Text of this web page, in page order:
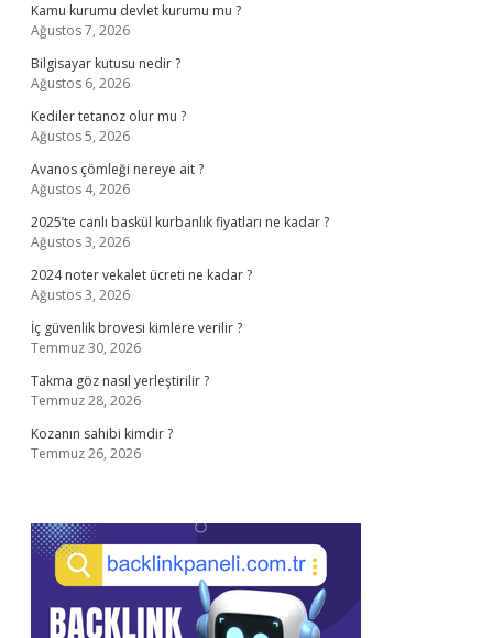
Kamu kurumu devlet kurumu mu ?
Ağustos 7, 2026
Bilgisayar kutusu nedir ?
Ağustos 6, 2026
Kediler tetanoz olur mu ?
Ağustos 5, 2026
Avanos çömleği nereye ait ?
Ağustos 4, 2026
2025’te canlı baskül kurbanlık fiyatları ne kadar ?
Ağustos 3, 2026
2024 noter vekalet ücreti ne kadar ?
Ağustos 3, 2026
İç güvenlik brovesi kimlere verilir ?
Temmuz 30, 2026
Takma göz nasıl yerleştirilir ?
Temmuz 28, 2026
Kozanın sahibi kimdir ?
Temmuz 26, 2026